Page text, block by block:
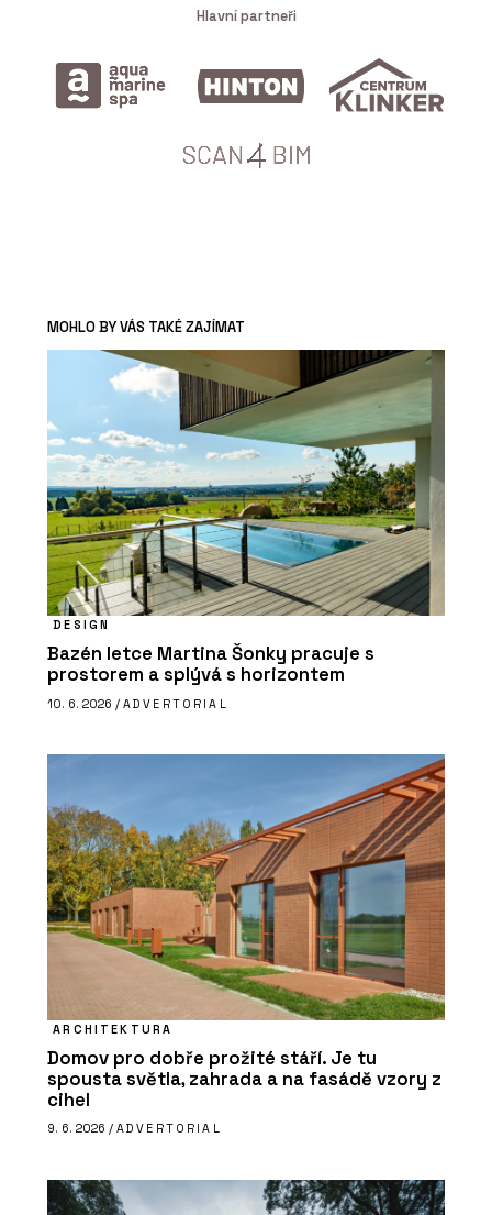
Hlavní partneři
MOHLO BY VÁS TAKÉ ZAJÍMAT
DESIGN
Bazén letce Martina Šonky pracuje s
prostorem a splývá s horizontem
10. 6. 2026 / ADVERTORIAL
ARCHITEKTURA
Domov pro dobře prožité stáří. Je tu
spousta světla, zahrada a na fasádě vzory z
cihel
9. 6. 2026 / ADVERTORIAL